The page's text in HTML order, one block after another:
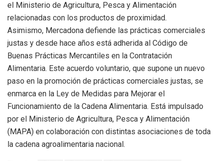
el Ministerio de Agricultura, Pesca y Alimentación
relacionadas con los productos de proximidad.
Asimismo, Mercadona defiende las prácticas comerciales
justas y desde hace años está adherida al Código de
Buenas Prácticas Mercantiles en la Contratación
Alimentaria. Este acuerdo voluntario, que supone un nuevo
paso en la promoción de prácticas comerciales justas, se
enmarca en la Ley de Medidas para Mejorar el
Funcionamiento de la Cadena Alimentaria. Está impulsado
por el Ministerio de Agricultura, Pesca y Alimentación
(MAPA) en colaboración con distintas asociaciones de toda
la cadena agroalimentaria nacional.